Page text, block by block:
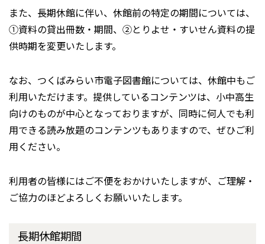
また、長期休館に伴い、休館前の特定の期間については、
①資料の貸出冊数・期間、②とりよせ・すいせん資料の提
供時期を変更いたします。
なお、つくばみらい市電子図書館については、休館中もご
利用いただけます。提供しているコンテンツは、小中高生
向けのものが中心となっておりますが、同時に何人でも利
用できる読み放題のコンテンツもありますので、ぜひご利
用ください。
利用者の皆様にはご不便をおかけいたしますが、ご理解・
ご協力のほどよろしくお願いいたします。
長期休館期間